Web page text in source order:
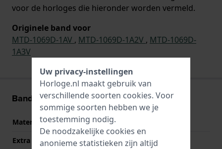
voor de horloges die hieronder worden vermeld.
Originele band voor
MTD-1069D-1AV , MTD-1069D-1A2V , MTD-1069D-
1A3V
Band informatie
Materiaal Band
Titanium
Extra info
Stainless Steel Bracelet
Uw privacy-instellingen
Horloge.nl maakt gebruik van
verschillende soorten cookies. Voor
sommige soorten hebben we je
toestemming nodig.
De noodzakelijke cookies en
anonieme statistieken zijn altijd